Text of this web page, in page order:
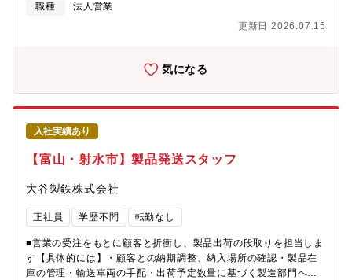
になります）【入社後について】商品知識、製造工程など基礎的
流れを覚えていただくので、業界・職種未経験の方でも安心して
職種
法人営業
更新日 2026.07.15
気になる
入社実績あり
【富山・射水市】製品発送スタッフ
大谷製鉄株式会社
正社員 学歴不問 転勤なし
■営業の受注をもとに顧客と折衝し、製品出荷の段取りを担当しま
す【具体的には】・顧客との納期調整、納入場所の確認・製品在
庫の管理・輸送車両の手配・出荷予定数量に基づく製造部門への